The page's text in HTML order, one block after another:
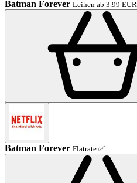
Batman Forever Leihen ab 3.99 EUR
Batman Forever Flatrate ✅